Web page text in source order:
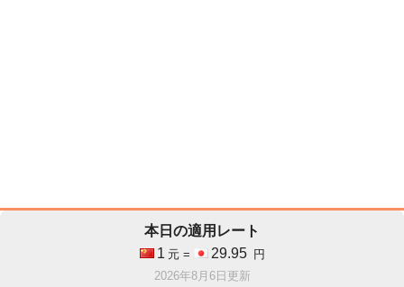
本日の適用レート
1 元 = 29.95
円
2026年8月6日更新